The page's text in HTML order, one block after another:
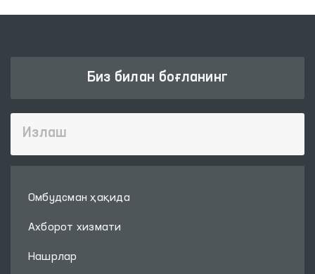
Биз билан боғланинг
Омбудсман ҳақида
Ахборот хизмати
Нашрлар